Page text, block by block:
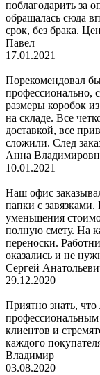
поблагодарить за
обращалась сюда
срок, без брака.
Павел
17.01.2021
Порекомендовал
профессионально,
размеры коробок
на складе. Все
доставкой, все
сложили. След
Анна
10.01.2021
Наш офис
папки с
уменьшения
полную смету. На
переноски.
оказались и не
Сергей
29.12.2020
Приятно знать,
профессиональным
клиентов и
каждого
Владимир
03.08.2020